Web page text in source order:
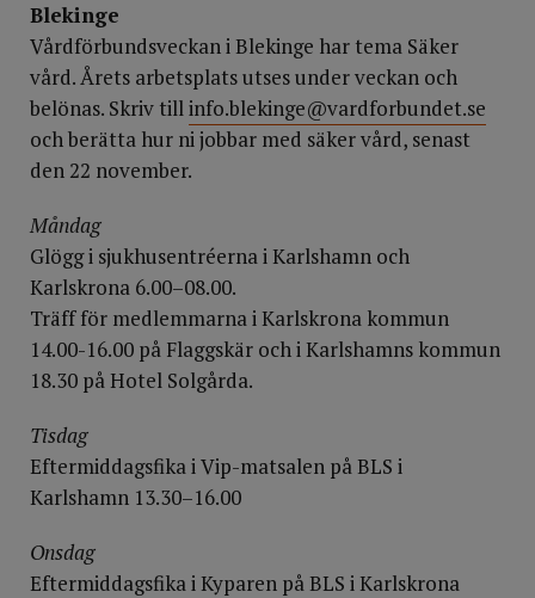
Blekinge
Vårdförbundsveckan i Blekinge har tema Säker
vård. Årets arbetsplats utses under veckan och
belönas. Skriv tillinfo.blekinge@vardforbundet.se
och berätta hur ni jobbar med säker vård, senast
den 22 november.
Måndag
Glögg i sjukhusentréerna i Karlshamn och
Karlskrona 6.00–08.00.
Träff för medlemmarna i Karlskrona kommun
14.00-16.00 på Flaggskär och i Karlshamns kommun
18.30 på Hotel Solgårda.
Tisdag
Eftermiddagsfika i Vip-matsalen på BLS i
Karlshamn 13.30–16.00
Onsdag
Eftermiddagsfika i Kyparen på BLS i Karlskrona